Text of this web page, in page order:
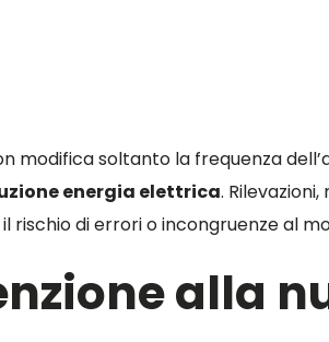
modifica soltanto la frequenza
energia elettrica.
di errori o incongruenze al
alla